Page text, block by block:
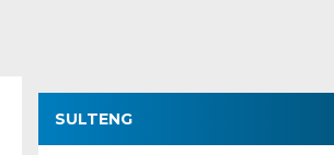
SULTENG